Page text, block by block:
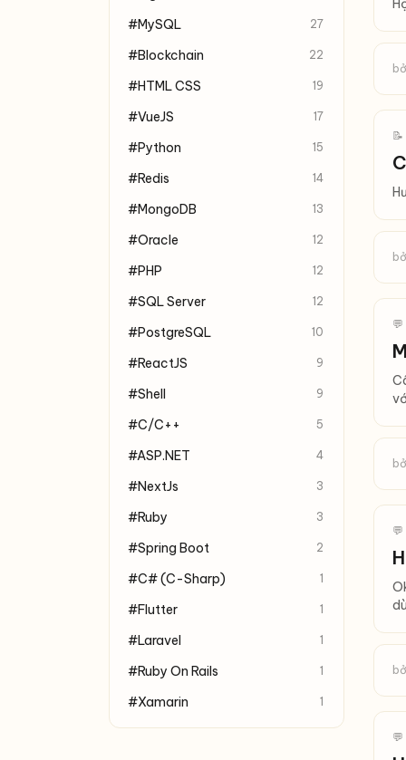
#MySQL 27
#Blockchain 22
#HTML CSS 19
#VueJS 17
#Python 15
#Redis 14
#MongoDB 13
#Oracle 12
#PHP 12
#SQL Server 12
#PostgreSQL 10
#ReactJS 9
#Shell 9
#C/C++ 5
#ASP.NET 4
#NextJs 3
#Ruby 3
#Spring Boot 2
#C# (C-Sharp) 1
#Flutter 1
#Laravel 1
#Ruby On Rails 1
#Xamarin 1